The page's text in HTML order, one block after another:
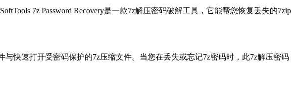
7z Password Recovery是一款7z解压密码破解工具，它能帮您恢复丢失的7zip
与快速打开受密码保护的7z压缩文件。当您在丢失或忘记7z密码时，此7z解压密码